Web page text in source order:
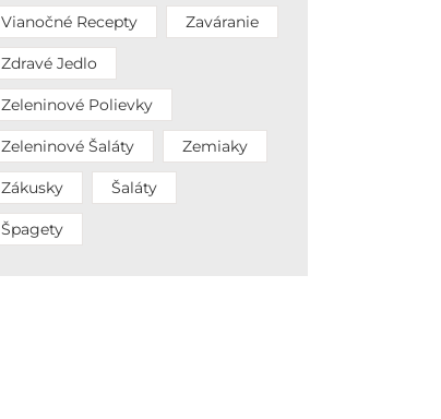
Vianočné Recepty Zaváranie
Zdravé Jedlo
Zeleninové Polievky
Zeleninové Šaláty Zemiaky
Zákusky Šaláty
Špagety